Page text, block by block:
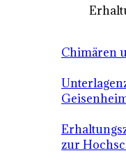
Chimären
zur